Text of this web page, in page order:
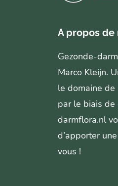
A propos de
Gezonde-
Marco Kleijn.
le domaine
par le biais de
darmflora.nl
d’apporter
vous !